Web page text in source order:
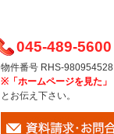
045-489-5600
物件番号 RHS-980954528
※「ホームページを見た」
とお伝え下さい。